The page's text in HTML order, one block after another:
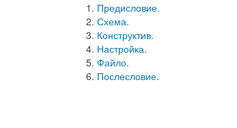
Предисловие.
Схема.
Конструктив.
Настройка.
Файло.
Послесловие.